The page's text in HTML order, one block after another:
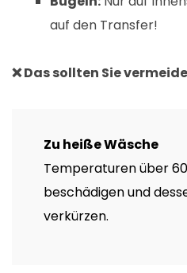
auf den Transfer!
❌ Das sollten Sie
Zu heiße Wäsche
Temperaturen über
beschädigen und
verkürzen.